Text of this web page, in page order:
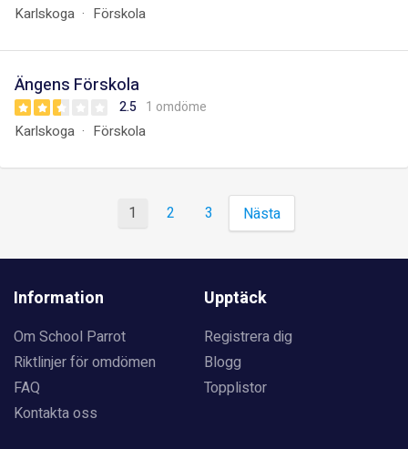
Karlskoga Förskola
Ängens Förskola
2.5 1 omdöme
Karlskoga Förskola
1 2 3 Nästa
Information
Om School Parrot
Riktlinjer för omdömen
FAQ
Kontakta oss
Upptäck
Registrera dig
Blogg
Topplistor